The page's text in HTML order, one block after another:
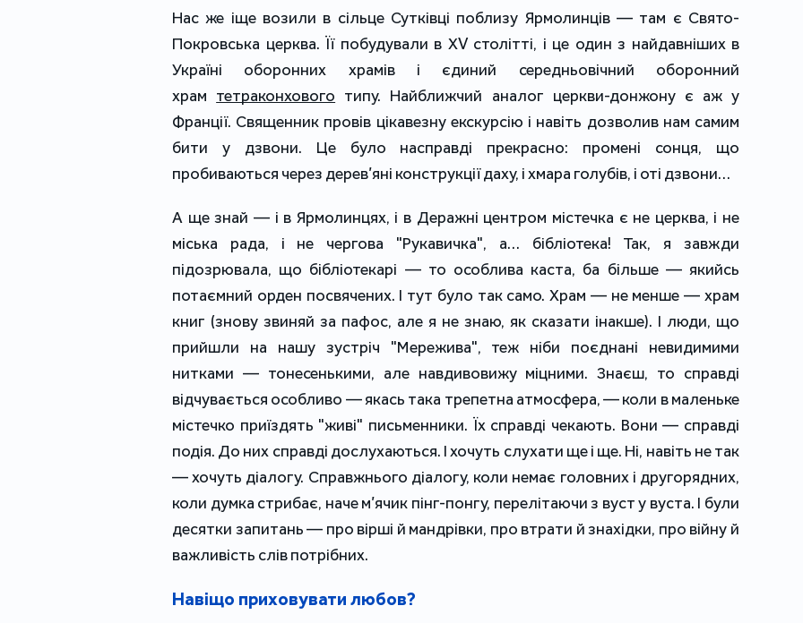
Нас же іще возили в сільце Сутківці поблизу Ярмолинців — там є Свято-
Покровська церква. Її побудували в ХV столітті, і це один з найдавніших в
Україні оборонних храмів і єдиний середньовічний оборонний
храм тетраконхового типу. Найближчий аналог церкви-донжону є аж у
Франції. Священник провів цікавезну екскурсію і навіть дозволив нам самим
бити у дзвони. Це було насправді прекрасно: промені сонця, що
пробиваються через дерев’яні конструкції даху, і хмара голубів, і оті дзвони…
А ще знай — і в Ярмолинцях, і в Деражні центром містечка є не церква, і не
міська рада, і не чергова "Рукавичка", а… бібліотека! Так, я завжди
підозрювала, що бібліотекарі — то особлива каста, ба більше — якийсь
потаємний орден посвячених. І тут було так само. Храм — не менше — храм
книг (знову звиняй за пафос, але я не знаю, як сказати інакше). І люди, що
прийшли на нашу зустріч "Мережива", теж ніби поєднані невидимими
нитками — тонесенькими, але навдивовижу міцними. Знаєш, то справді
відчувається особливо — якась така трепетна атмосфера, — коли в маленьке
містечко приїздять "живі" письменники. Їх справді чекають. Вони — справді
подія. До них справді дослухаються. І хочуть слухати ще і ще. Ні, навіть не так
— хочуть діалогу. Справжнього діалогу, коли немає головних і другорядних,
коли думка стрибає, наче м’ячик пінг-понгу, перелітаючи з вуст у вуста. І були
десятки запитань — про вірші й мандрівки, про втрати й знахідки, про війну й
важливість слів потрібних.
Навіщо приховувати любов?